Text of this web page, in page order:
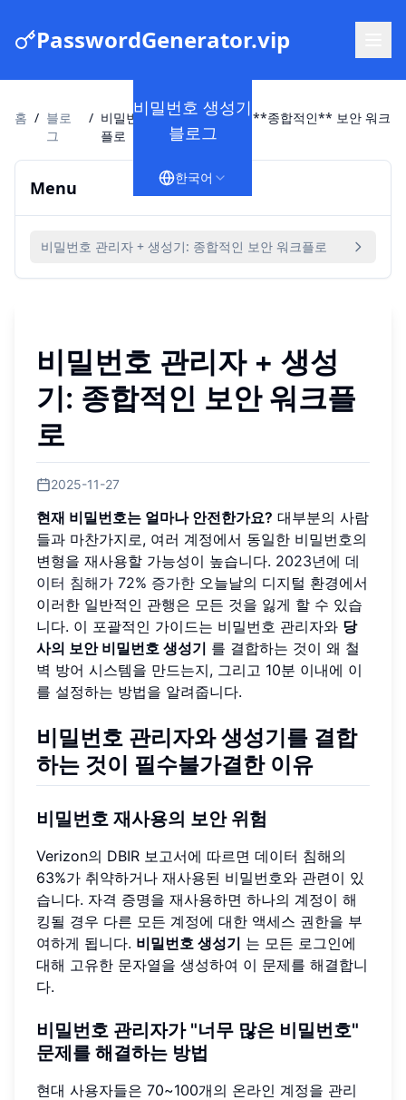
PasswordGenerator.vip
비밀번호 생성기
블로그
한국어
홈 / 블로
그
/ 비밀번호 관리자 + 생성기: **종합적인** 보안 워크
플로
Menu
비밀번호 관리자 + 생성기: 종합적인 보안 워크플로
비밀번호 관리자 + 생성
기: 종합적인 보안 워크플
로
2025-11-27
현재 비밀번호는 얼마나 안전한가요? 대부분의 사람
들과 마찬가지로, 여러 계정에서 동일한 비밀번호의
변형을 재사용할 가능성이 높습니다. 2023년에 데
이터 침해가 72% 증가한 오늘날의 디지털 환경에서
이러한 일반적인 관행은 모든 것을 잃게 할 수 있습
니다. 이 포괄적인 가이드는 비밀번호 관리자와 당
사의 보안 비밀번호 생성기 를 결합하는 것이 왜 철
벽 방어 시스템을 만드는지, 그리고 10분 이내에 이
를 설정하는 방법을 알려줍니다.
비밀번호 관리자와 생성기를 결합
하는 것이 필수불가결한 이유
비밀번호 재사용의 보안 위험
Verizon의 DBIR 보고서에 따르면 데이터 침해의
63%가 취약하거나 재사용된 비밀번호와 관련이 있
습니다. 자격 증명을 재사용하면 하나의 계정이 해
킹될 경우 다른 모든 계정에 대한 액세스 권한을 부
여하게 됩니다. 비밀번호 생성기 는 모든 로그인에
대해 고유한 문자열을 생성하여 이 문제를 해결합니
다.
비밀번호 관리자가 "너무 많은 비밀번호"
문제를 해결하는 방법
현대 사용자들은 70~100개의 온라인 계정을 관리